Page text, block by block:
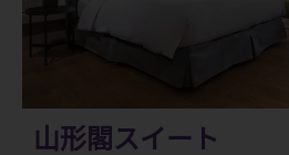
山形閣スイート